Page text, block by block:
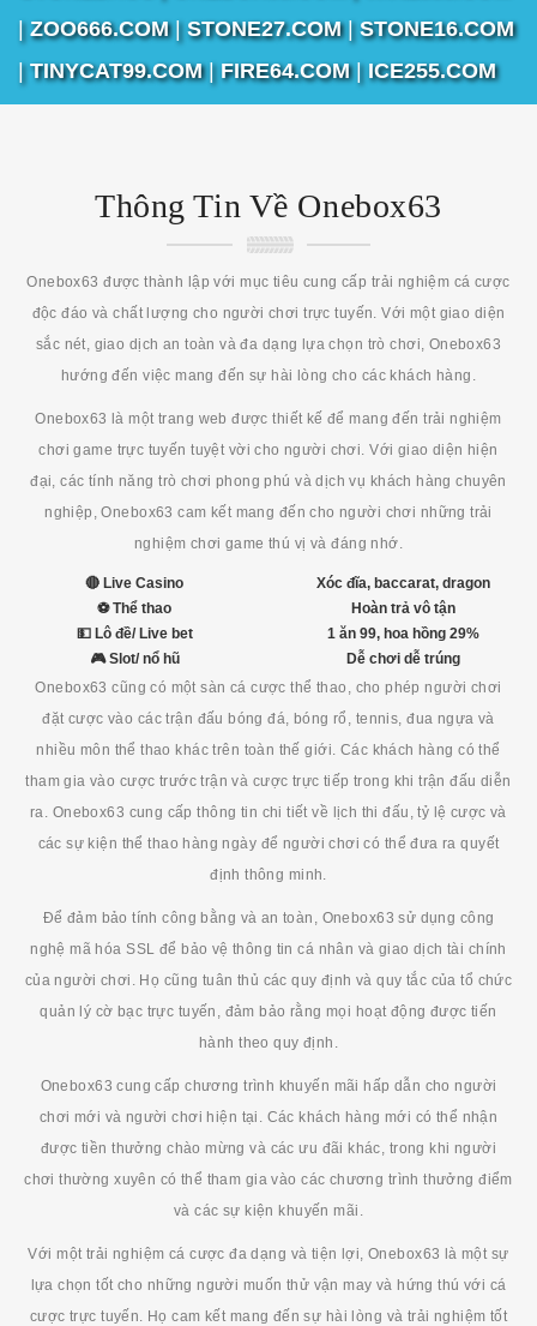
|ZOO666.COM|STONE27.COM|STONE16.COM
|TINYCAT99.COM| FIRE64.COM| ICE255.COM
Thông Tin Về Onebox63
Onebox63 được thành lập với mục tiêu cung cấp trải nghiệm cá cược
độc đáo và chất lượng cho người chơi trực tuyến. Với một giao diện
sắc nét, giao dịch an toàn và đa dạng lựa chọn trò chơi, Onebox63
hướng đến việc mang đến sự hài lòng cho các khách hàng.
Onebox63 là một trang web được thiết kế để mang đến trải nghiệm
chơi game trực tuyến tuyệt vời cho người chơi. Với giao diện hiện
đại, các tính năng trò chơi phong phú và dịch vụ khách hàng chuyên
nghiệp, Onebox63 cam kết mang đến cho người chơi những trải
nghiệm chơi game thú vị và đáng nhớ.
🔴 Live Casino
Xóc đĩa, baccarat, dragon
⚽ Thể thao
Hoàn trả vô tận
💵 Lô đề/ Live bet
1 ăn 99, hoa hồng 29%
🎮 Slot/ nổ hũ
Dễ chơi dễ trúng
Onebox63 cũng có một sàn cá cược thể thao, cho phép người chơi
đặt cược vào các trận đấu bóng đá, bóng rổ, tennis, đua ngựa và
nhiều môn thể thao khác trên toàn thế giới. Các khách hàng có thể
tham gia vào cược trước trận và cược trực tiếp trong khi trận đấu diễn
ra. Onebox63 cung cấp thông tin chi tiết về lịch thi đấu, tỷ lệ cược và
các sự kiện thể thao hàng ngày để người chơi có thể đưa ra quyết
định thông minh.
Để đảm bảo tính công bằng và an toàn, Onebox63 sử dụng công
nghệ mã hóa SSL để bảo vệ thông tin cá nhân và giao dịch tài chính
của người chơi. Họ cũng tuân thủ các quy định và quy tắc của tổ chức
quản lý cờ bạc trực tuyến, đảm bảo rằng mọi hoạt động được tiến
hành theo quy định.
Onebox63 cung cấp chương trình khuyến mãi hấp dẫn cho người
chơi mới và người chơi hiện tại. Các khách hàng mới có thể nhận
được tiền thưởng chào mừng và các ưu đãi khác, trong khi người
chơi thường xuyên có thể tham gia vào các chương trình thưởng điểm
và các sự kiện khuyến mãi.
Với một trải nghiệm cá cược đa dạng và tiện lợi, Onebox63 là một sự
lựa chọn tốt cho những người muốn thử vận may và hứng thú với cá
cược trực tuyến. Họ cam kết mang đến sự hài lòng và trải nghiệm tốt